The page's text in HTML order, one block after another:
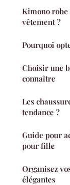
Kimono robe
vêtement ?
Pourquoi
Choisir une
connaître
Les
tendance ?
Guide pour
pour fille
Organisez
élégantes